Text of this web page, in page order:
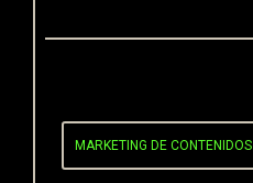
MARKETING DE CONTENIDOS